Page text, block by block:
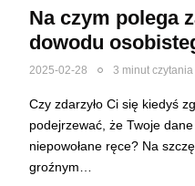
Na czym polega
dowodu
2025-02-28 3 minut czytania
Czy zdarzyło Ci się kiedyś
podejrzewać, że Twoje dane
niepowołane ręce? Na
groźnym…